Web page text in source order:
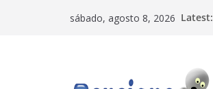
sábado, agosto 8, 2026 Latest: